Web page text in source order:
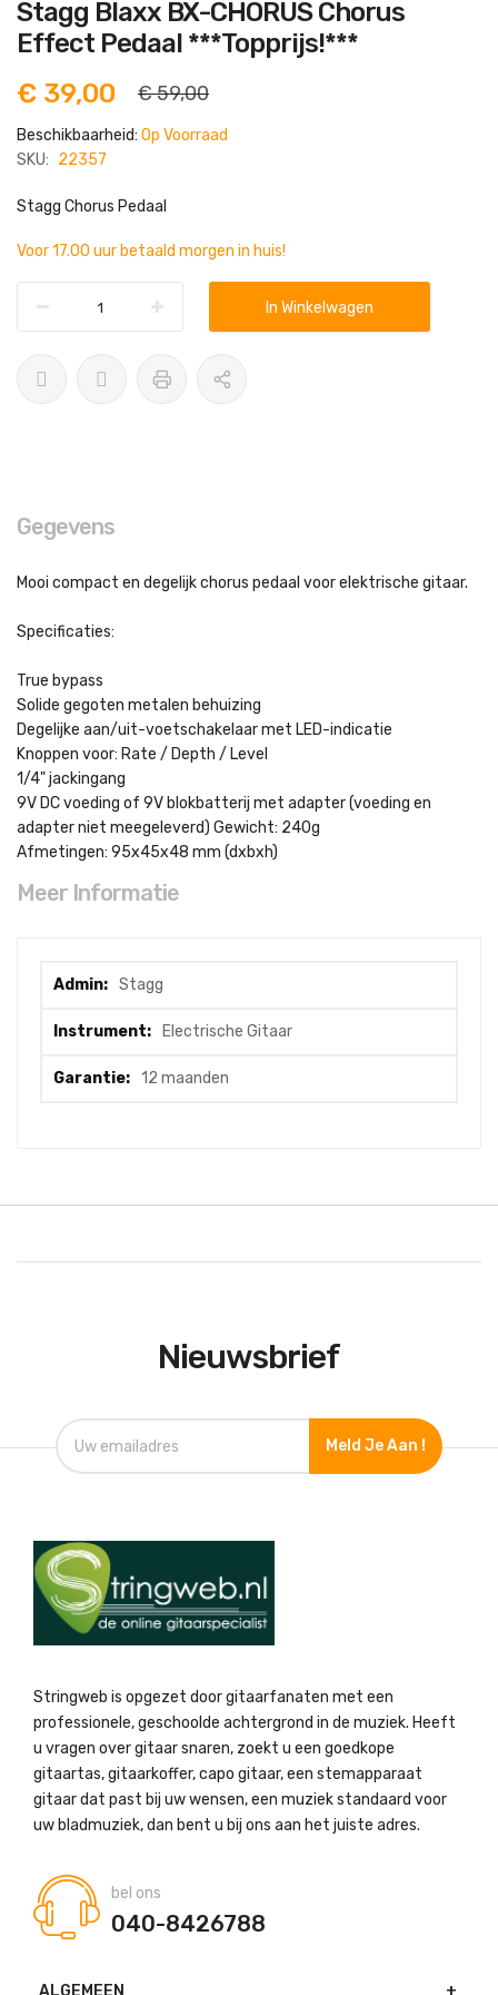
naar
het
begin
de
afbeeldingen-
Stagg Blaxx BX-CHORUS Chorus
Effect Pedaal ***Topprijs!***
€ 39,00
€ 59,00
Beschikbaarheid: Op Voorraad
SKU: 22357
Stagg Chorus Pedaal
Voor 17.00 uur betaald morgen in huis!
In Winkelwagen
Gegevens
Mooi compact en degelijk chorus pedaal voor elektrische gitaar.
Specificaties:
True bypass
Solide gegoten metalen behuizing
Degelijke aan/uit-voetschakelaar met LED-indicatie
Knoppen voor: Rate / Depth / Level
1/4" jackingang
9V DC voeding of 9V blokbatterij met adapter (voeding en
adapter niet meegeleverd) Gewicht: 240g
Afmetingen: 95x45x48 mm (dxbxh)
Meer Informatie
informatie Stagg
Electrische Gitaar
12 maanden
Nieuwsbrief
Meld Je Aan !
Stringweb is opgezet door gitaarfanaten met een
professionele, geschoolde achtergrond in de muziek. Heeft
u vragen over gitaar snaren, zoekt u een goedkope
gitaartas, gitaarkoffer, capo gitaar, een stemapparaat
gitaar dat past bij uw wensen, een muziek standaard voor
uw bladmuziek, dan bent u bij ons aan het juiste adres.
bel ons
040-8426788
ALGEMEEN